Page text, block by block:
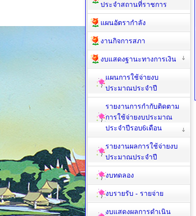
ประจำสถานที่ราชการ
แผนอัตรากำลัง
งานกิจการสภา
งบแสดงฐานะทางการเงิน
แผนการใช้จ่ายงบ
ประมาณประจำปี
รายงานการกำกับติดตาม
การใช้จ่ายงบประมาณ
ประจำปีรอบ6เดือน
รายงานผลการใช้จ่ายงบ
ประมาณประจำปี
งบทดลอง
งบรายรับ - รายจ่าย
งบแสดงผลการดำเนิน